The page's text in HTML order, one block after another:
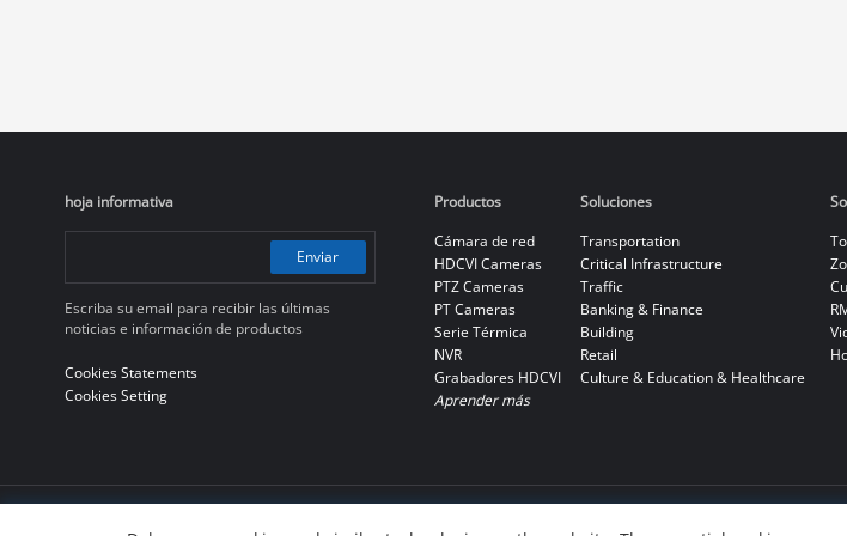
Todo
IP67
IP66
hoja informativa
Enviar
Escriba su email para recibir las últimas
noticias e información de productos
Cookies Statements
Cookies Setting
Productos
Cámara de red
HDCVI Cameras
PTZ Cameras
PT Cameras
Serie Térmica
NVR
Grabadores HDCVI
Aprender más
Soluciones
Transportation
Critical Infrastructure
Traffic
Banking & Finance
Building
Retail
Culture & Education & Healthcare